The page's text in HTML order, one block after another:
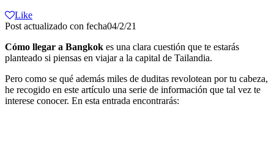
Like
Post actualizado con fecha04/2/21
Cómo llegar a Bangkok es una clara cuestión que te estarás
planteado si piensas en viajar a la capital de Tailandia.
Pero como se qué además miles de duditas revolotean por tu cabeza,
he recogido en este artículo una serie de información que tal vez te
interese conocer. En esta entrada encontrarás: